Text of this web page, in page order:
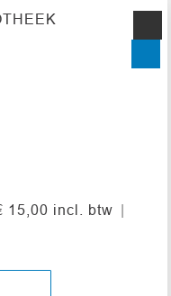
15,00 incl. btw